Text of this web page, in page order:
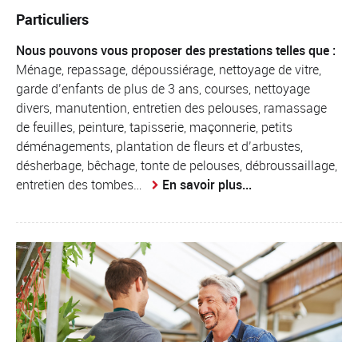
Particuliers
Nous pouvons vous proposer des prestations telles que :
Ménage, repassage, dépoussiérage, nettoyage de vitre,
garde d’enfants de plus de 3 ans, courses, nettoyage
divers, manutention, entretien des pelouses, ramassage
de feuilles, peinture, tapisserie, maçonnerie, petits
déménagements, plantation de fleurs et d’arbustes,
désherbage, bêchage, tonte de pelouses, débroussaillage,
entretien des tombes…
En savoir plus...